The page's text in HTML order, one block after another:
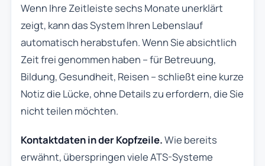
Wenn Ihre Zeitleiste sechs Monate unerklärt
zeigt, kann das System Ihren Lebenslauf
automatisch herabstufen. Wenn Sie absichtlich
Zeit frei genommen haben – für Betreuung,
Bildung, Gesundheit, Reisen – schließt eine kurze
Notiz die Lücke, ohne Details zu erfordern, die Sie
nicht teilen möchten.
Kontaktdaten in der Kopfzeile.Wie bereits
erwähnt, überspringen viele ATS-Systeme